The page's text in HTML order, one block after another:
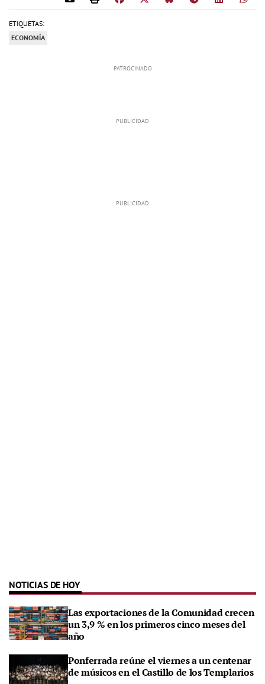
ETIQUETAS:
ECONOMÍA
NOTICIAS DE HOY
Las exportaciones de la Comunidad crecen
un 3,9 % en los primeros cinco meses del
año
Ponferrada reúne el viernes a un centenar
de músicos en el Castillo de los Templarios